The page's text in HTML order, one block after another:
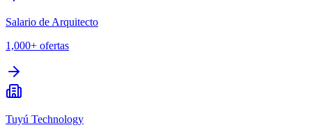
Salario de Arquitecto
1,000+ ofertas
Tuyú Technology